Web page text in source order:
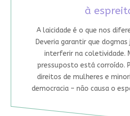
à
A laicidade é o que nos
Deveria garantir que
interferir na coletividade.
pressuposto está corroído.
direitos de mulheres e
democracia – não causa o